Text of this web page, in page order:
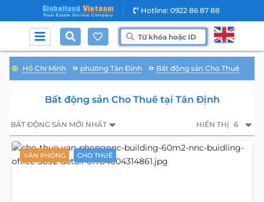
Hotline: 0922 86 87 88
Hồ Chí Minh phường Tân Định Bất động sản Cho Thuê
Bất động sản Cho Thuê tại Tân Định
BẤT ĐỘNG SẢN MỚI NHẤT HIỂN THỊ 6
VĂN PHÒNG CHO THUÊ